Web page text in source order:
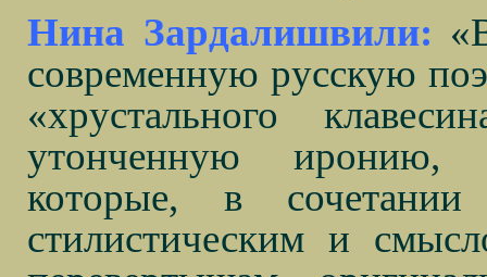
Нина Зардалишвили:
современную русскую
«хрустального
утонченную иронию,
которые, в
стилистическим и